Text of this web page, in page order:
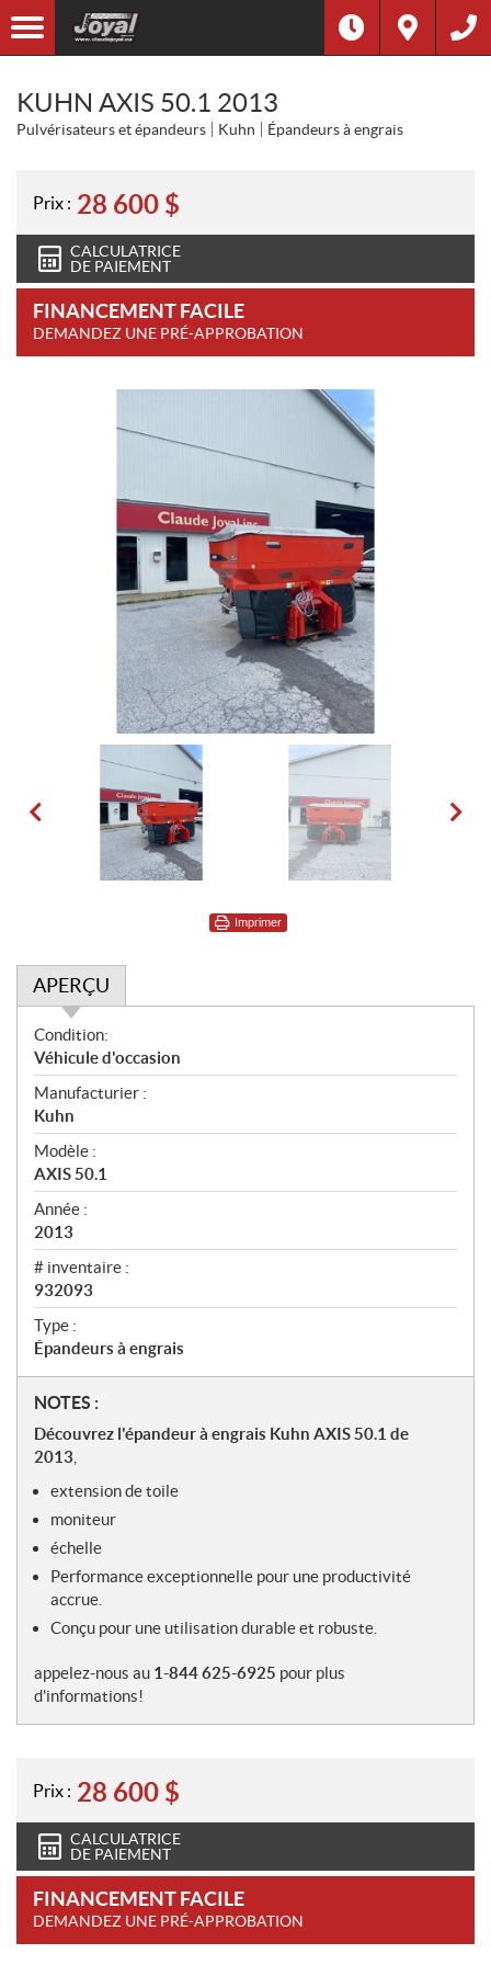
KUHN AXIS 50.1 2013
Pulvérisateurs et épandeurs Kuhn Épandeurs à engrais
Prix : 28 600 $
CALCULATRICE
DE PAIEMENT
FINANCEMENT FACILE
DEMANDEZ UNE PRÉ-APPROBATION
Imprimer
APERÇU
A
p
e
r
ç
u
Condition:
Véhicule d'occasion
Manufacturier :
Kuhn
Modèle :
AXIS 50.1
Année :
2013
# inventaire :
932093
Type :
Épandeurs à engrais
N
o
t
s
NOTES :
Découvrez l'épandeur à engrais Kuhn AXIS 50.1 de
2013
extension de toile
moniteur
échelle
Performance exceptionnelle pour une productivité
accrue.
Conçu pour une utilisation durable et robuste.
appelez-nous au 1-844 625-6925 pour plus
d'informations!
Prix : 28 600 $
CALCULATRICE
DE PAIEMENT
FINANCEMENT FACILE
DEMANDEZ UNE PRÉ-APPROBATION